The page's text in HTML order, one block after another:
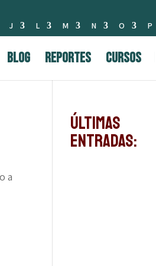
J L M N O P
BLOG Reportes Cursos
a
Últimas
Entradas: